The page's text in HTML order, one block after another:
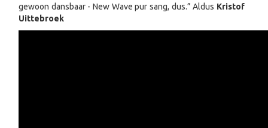
gewoon dansbaar - New Wave pur sang, dus.” Aldus Kristof
Uittebroek